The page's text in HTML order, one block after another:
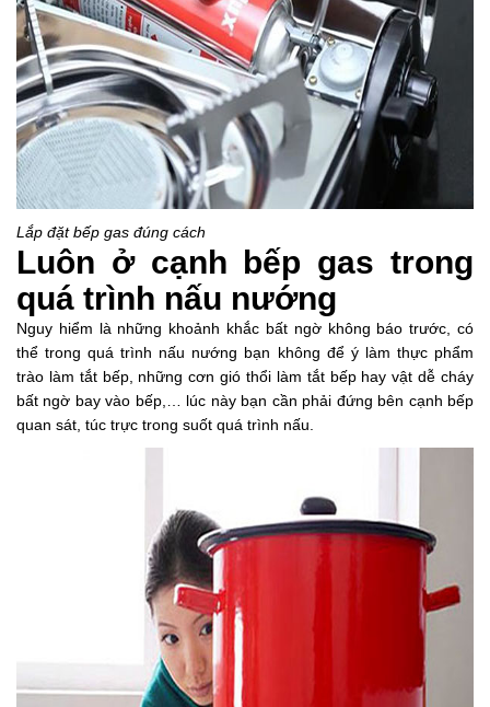
Lắp đặt bếp gas đúng cách
Luôn ở cạnh bếp gas trong
quá trình nấu nướng
Nguy hiểm là những khoảnh khắc bất ngờ không báo trước, có
thể trong quá trình nấu nướng bạn không để ý làm thực phẩm
trào làm tắt bếp, những cơn gió thổi làm tắt bếp hay vật dễ cháy
bất ngờ bay vào bếp,… lúc này bạn cần phải đứng bên cạnh bếp
quan sát, túc trực trong suốt quá trình nấu.